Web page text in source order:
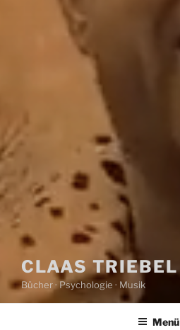
CLAAS TRIEBEL
Bücher · Psychologie · Musik
Menü